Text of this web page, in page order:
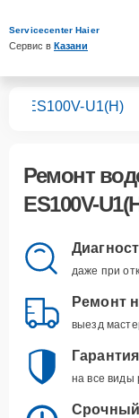
Servicecenter Haier
Сервис в Казани
ES100V-U1(H)
Ремонт
ES100V-
даже при
Ремонт
выезд
на все виды